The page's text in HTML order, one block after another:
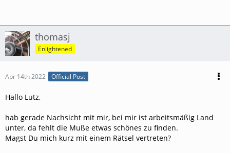
thomasj
Enlightened
Apr 14th 2022 Official Post
Hallo Lutz,
hab gerade Nachsicht mit mir, bei mir ist arbeitsmäßig Land
unter, da fehlt die Muße etwas schönes zu finden.
Magst Du mich kurz mit einem Rätsel vertreten?